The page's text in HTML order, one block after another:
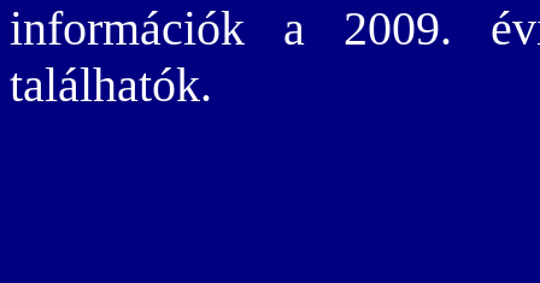
információk a 2009.
találhatók.